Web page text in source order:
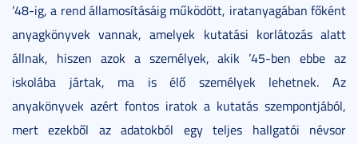
’48-ig, a rend államosításáig működött, iratanyagában főként
anyagkönyvek vannak, amelyek kutatási korlátozás alatt
állnak, hiszen azok a személyek, akik ’45-ben ebbe az
iskolába jártak, ma is élő személyek lehetnek. Az
anyakönyvek azért fontos iratok a kutatás szempontjából,
mert ezekből az adatokból egy teljes hallgatói névsor